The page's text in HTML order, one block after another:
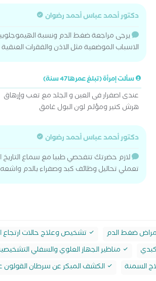
دكتور أحمد عباس أحمد رضوان
يرجى مراجعة ضغط الدم ونسبة
الاسباب الموضعية مثل الاذن والفقرات العنقية
سألت إمرأة (تبلغ عمرها 47 سنة)
عندى اصفرار فى العين و الجلد مع تعب وإرهاق
هرش كتير ومؤلم لون البول غامق
دكتور أحمد عباس أحمد رضوان
لازم حضرتك تتفحصي طبيا مع سماع
تعملي تحاليل وظائف كبد وصفراء بالدم
ضغط الدم تشخيص وعلاج حالات ارتجاع
مناظير الجهاز العلوي والسفلي
السمنة
الكشف المبكر عن سرطان القولون